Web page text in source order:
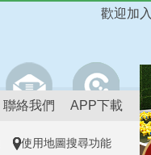
歡迎加入
聯絡我們 APP下載
使用地圖搜尋功能